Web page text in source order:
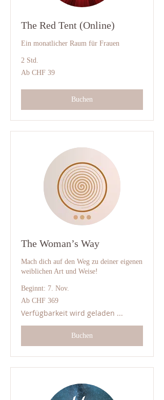
The Red Tent (Online)
Ein monatlicher Raum für Frauen
2 Std.
Ab
39
Ab CHF 39
Buchen
The Woman’s Way
Mach dich auf den Weg zu deiner eigenen
weiblichen Art und Weise!
Beginnt: 7. Nov.
Ab
369
Franken
Ab CHF 369
Verfügbarkeit wird geladen ...
Buchen